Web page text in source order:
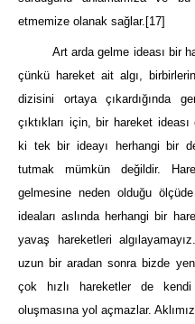
etmemize olanak sağlar. [17]
Art arda gelme ideası bir
çünkü hareket ait algı,
dizisini ortaya çıkardığında
çıktıkları için, bir hareket
ki tek bir ideayı herhangi bir
tutmak mümkün değildir.
gelmesine neden olduğu
ideaları aslında herhangi bir
yavaş hareketleri
uzun bir aradan sonra bizde
çok hızlı hareketler de kendi
oluşmasına yol açmazlar.